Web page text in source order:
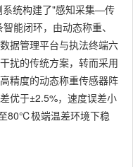
系统构建了"感知采集—传
能闭环，由动态称重、
据管理平台与执法终端六
扰的传统方案，转而采用
精度的动态称重传感器阵
优于±2.5%，速度误差小
80℃极端温差环境下稳